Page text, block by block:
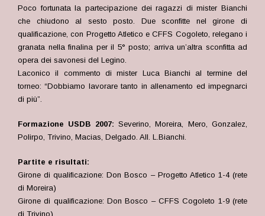
Poco fortunata la partecipazione dei ragazzi di mister Bianchi
che chiudono al sesto posto. Due sconfitte nel girone di
qualificazione, con Progetto Atletico e CFFS Cogoleto, relegano i
granata nella finalina per il 5° posto; arriva un’altra sconfitta ad
opera dei savonesi del Legino.
Laconico il commento di mister Luca Bianchi al termine del
torneo: “Dobbiamo lavorare tanto in allenamento ed impegnarci
di più”.
Formazione USDB 2007: Severino, Moreira, Mero, Gonzalez,
Polirpo, Trivino, Macias, Delgado. All. L.Bianchi.
Partite e risultati:
Girone di qualificazione: Don Bosco – Progetto Atletico 1-4 (rete
di Moreira)
Girone di qualificazione: Don Bosco – CFFS Cogoleto 1-9 (rete
di Trivino)